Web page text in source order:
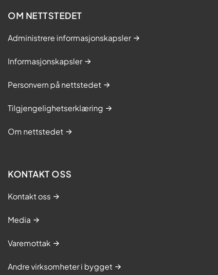
OM NETTSTEDET
Administrere informasjonskapsler
Informasjonskapsler
Personvern på nettstedet
Tilgjengelighetserklæring
Om nettstedet
KONTAKT OSS
Kontakt oss
Media
Varemottak
Andre virksomheter i bygget